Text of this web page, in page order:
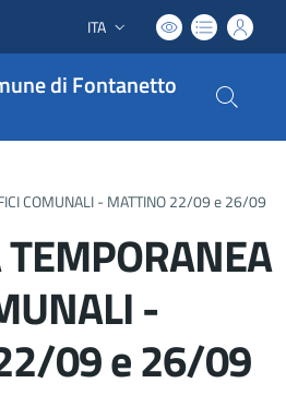
Lingua attiva:
ITA
di Fontanetto
COMUNALI - MATTINO 22/09 e 26/09
-
09 e 26/09